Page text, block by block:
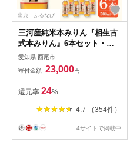
出典：ふるなび
三河産純米本みりん『相生古
式本みりん』6本セット・
A008-23
愛知県 西尾市
寄付金額: 23,000円
還元率 24%
4.7 （354件）
4サイトで掲載中